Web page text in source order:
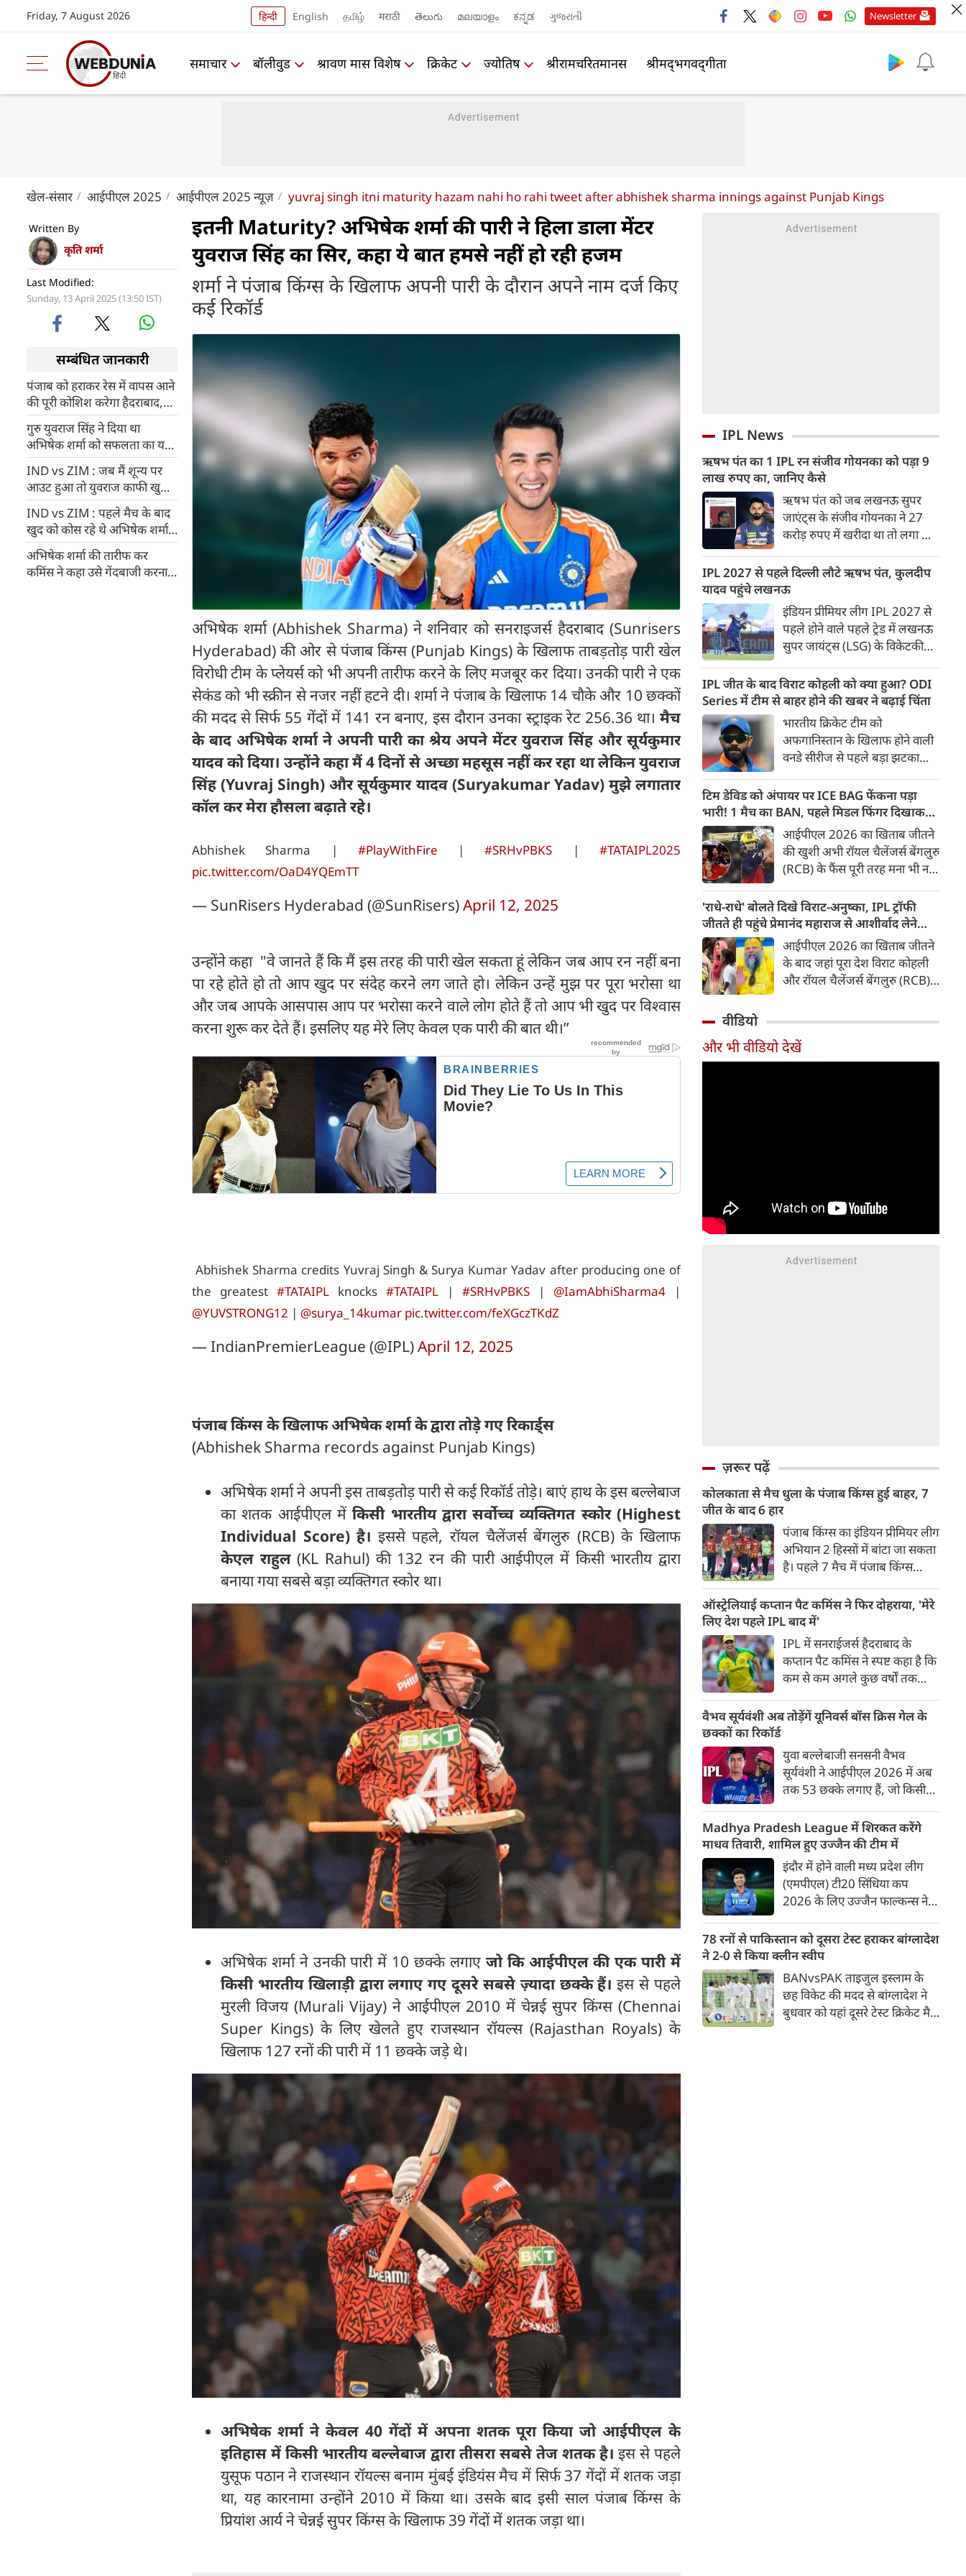
Friday, 7 August 2026 हिन्दी English தமிழ் मराठी తెలుగు മലയാളം ಕನ್ನಡ ગુજરાતી Newsletter
समाचार बॉलीवुड श्रावण मास विशेष क्रिकेट ज्योतिष श्रीरामचरितमानस श्रीमद्‍भगवद्‍गीता
खेल-संसार आईपीएल 2025 आईपीएल 2025 न्यूज़ yuvraj singh itni maturity hazam nahi ho rahi tweet after abhishek sharma innings against Punjab Kings
Written By
कृति शर्मा
Last Modified:
Sunday, 13 April 2025 (13:50 IST)
सम्बंधित जानकारी
पंजाब को हराकर रेस में वापस आने
की पूरी कोशिश करेगा हैदराबाद,
ऐसी बनाएं अपनी Fantasy
Team
गुरु युवराज सिंह ने दिया था
अभिषेक शर्मा को सफलता का यह
मंत्र
IND vs ZIM : जब मैं शून्य पर
आउट हुआ तो युवराज काफी खुश
थे, अब उन्हें गर्व होगा: अभिषेक
शर्मा
IND vs ZIM : पहले मैच के बाद
खुद को कोस रहे थे अभिषेक शर्मा,
पिता ने कॉल कर समझाया, अगले
ही मैच में जड़ा शतक
अभिषेक शर्मा की तारीफ कर
कमिंस ने कहा उसे गेंदबाजी करना
इतनी Maturity? अभिषेक शर्मा की पारी ने हिला डाला मेंटर
युवराज सिंह का सिर, कहा ये बात हमसे नहीं हो रही हजम
शर्मा ने पंजाब किंग्स के खिलाफ अपनी पारी के दौरान अपने नाम दर्ज किए
कई रिकॉर्ड
अभिषेक शर्मा (Abhishek Sharma) ने शनिवार को सनराइजर्स हैदराबाद (Sunrisers
Hyderabad) की ओर से पंजाब किंग्स (Punjab Kings) के खिलाफ ताबड़तोड़ पारी खेल
विरोधी टीम के प्लेयर्स को भी अपनी तारीफ करने के लिए मजबूर कर दिया। उनकी पारी ने एक
सेकंड को भी स्क्रीन से नजर नहीं हटने दी। शर्मा ने पंजाब के खिलाफ 14 चौके और 10 छक्कों
की मदद से सिर्फ 55 गेंदों में 141 रन बनाए, इस दौरान उनका स्ट्राइक रेट 256.36 था। मैच
के बाद अभिषेक शर्मा ने अपनी पारी का श्रेय अपने मेंटर युवराज सिंह और सूर्यकुमार
यादव को दिया। उन्होंने कहा मैं 4 दिनों से अच्छा महसूस नहीं कर रहा था लेकिन युवराज
सिंह (Yuvraj Singh) और सूर्यकुमार यादव (Suryakumar Yadav) मुझे लगातार
कॉल कर मेरा हौसला बढ़ाते रहे।
Abhishek Sharma | #PlayWithFire |#SRHvPBKS |#TATAIPL2025
pic.twitter.com/OaD4YQEmTT
— SunRisers Hyderabad (@SunRisers)April 12, 2025
उन्होंने कहा "वे जानते हैं कि मैं इस तरह की पारी खेल सकता हूं लेकिन जब आप रन नहीं बना
पा रहे होते हो तो आप खुद पर संदेह करने लग जाते हो। लेकिन उन्हें मुझ पर पूरा भरोसा था
और जब आपके आसपास आप पर भरोसा करने वाले लोग होते हैं तो आप भी खुद पर विश्वास
करना शुरू कर देते हैं। इसलिए यह मेरे लिए केवल एक पारी की बात थी।’’
Abhishek Sharma credits Yuvraj Singh & Surya Kumar Yadav after producing one of
the greatest #TATAIPL knocks #TATAIPL | #SRHvPBKS | @IamAbhiSharma4 |
@YUVSTRONG12 | @surya_14kumar pic.twitter.com/feXGczTKdZ
— IndianPremierLeague (@IPL)April 12, 2025
पंजाब किंग्स के खिलाफ अभिषेक शर्मा के द्वारा तोड़े गए रिकार्ड्स
(Abhishek Sharma records against Punjab Kings)
अभिषेक शर्मा ने अपनी इस ताबड़तोड़ पारी से कई रिकॉर्ड तोड़े। बाएं हाथ के इस बल्लेबाज
का शतक आईपीएल मेंकिसी भारतीय द्वारा सर्वोच्च व्यक्तिगत स्कोर (Highest
Individual Score) है। इससे पहले, रॉयल चैलेंजर्स बेंगलुरु (RCB) के खिलाफ
केएल राहुल(KL Rahul) की 132 रन की पारी आईपीएल में किसी भारतीय द्वारा
बनाया गया सबसे बड़ा व्यक्तिगत स्कोर था।
अभिषेक शर्मा ने उनकी पारी में 10 छक्के लगाए जो कि आईपीएल की एक पारी में
किसी भारतीय खिलाड़ी द्वारा लगाए गए दूसरे सबसे ज़्यादा छक्के हैं। इस से पहले
मुरली विजय (Murali Vijay) ने आईपीएल 2010 में चेन्नई सुपर किंग्स (Chennai
Super Kings) के लिए खेलते हुए राजस्थान रॉयल्स (Rajasthan Royals) के
खिलाफ 127 रनों की पारी में 11 छक्के जड़े थे।
अभिषेक शर्मा ने केवल 40 गेंदों में अपना शतक पूरा किया जो आईपीएल के
इतिहास में किसी भारतीय बल्लेबाज द्वारा तीसरा सबसे तेज शतक है। इस से पहले
युसूफ पठान ने राजस्थान रॉयल्स बनाम मुंबई इंडियंस मैच में सिर्फ 37 गेंदों में शतक जड़ा
था, यह कारनामा उन्होंने 2010 में किया था। उसके बाद इसी साल पंजाब किंग्स के
प्रियांश आर्य ने चेन्नई सुपर किंग्स के खिलाफ 39 गेंदों में शतक जड़ा था।
IPL News
ऋषभ पंत का 1 IPL रन संजीव गोयनका को पड़ा 9
लाख रुपए का, जानिए कैसे
ऋषभ पंत को जब लखनऊ सुपर
जाएंट्स के संजीव गोयनका ने 27
करोड़ रुपए में खरीदा था तो लगा था
पहुंचाएंग लेकिन उनका खुदका बल्ला
इतना शांत रहा कि लखनऊ गहराई में
पहुंच गई।
IPL 2027 से पहले दिल्ली लौटे ऋषभ पंत, कुलदीप
यादव पहुंचे लखनऊ
इंडियन प्रीमियर लीग IPL 2027 से
पहले होने वाले पहले ट्रेड में लखनऊ
सुपर जायंट्स (LSG) के विकेटकीपर-
पुरानी फ़्रैंचाइजी दिल्ली कैपिटल्स
(DC) को वापस भेजने और बदले में
भारत के स्पिनर कुलदीप यादव को
अपनी टीम में शामिल करने की तैयारी
पूरी हो गई है। ट्रेड के तहत रवींद्र
जाडेजा के बाद पंत दूसरे बड़े खिलाड़ी
होंगे जिनकी सैलरी कम होगी।
IPL जीत के बाद विराट कोहली को क्या हुआ? ODI
Series में टीम से बाहर होने की खबर ने बढ़ाई चिंता
भारतीय क्रिकेट टीम को
अफगानिस्तान के खिलाफ होने वाली
वनडे सीरीज से पहले बड़ा झटका
स्टार बल्लेबाज विराट कोहली
हैमस्ट्रिंग चोट के चलते पूरी सीरीज से
बाहर हो गए हैं। यह सीरीज 13 जून
से धर्मशाला में शुरू होने जा रही है,
लेकिन उससे पहले कोहली की
अनुपस्थिति ने टीम मैनेजमेंट की
चिंताएं बढ़ा दी हैं।
टिम डेविड को अंपायर पर ICE BAG फेंकना पड़ा
भारी! 1 मैच का BAN, पहले मिडल फिंगर दिखाकर
भी फंसे थे
आईपीएल 2026 का खिताब जीतने
की खुशी अभी रॉयल चैलेंजर्स बेंगलुरु
(RCB) के फैंस पूरी तरह मना भी नहीं
खबर सामने आ गई। RCB के
विस्फोटक बल्लेबाज टिम डेविड
(Tim David) को IPL Code of
Conduct का उल्लंघन करना भारी
पड़ गया है। फाइनल मुकाबले के
दौरान की गई एक हरकत की वजह से
गया है, बल्कि अगले सीजन के पहले
मैच से भी बाहर कर दिया गया है।
'राधे-राधे' बोलते दिखे विराट-अनुष्का, IPL ट्रॉफी
जीतते ही पहुंचे प्रेमानंद महाराज से आशीर्वाद लेने
[VIDEO]
आईपीएल 2026 का खिताब जीतने
के बाद जहां पूरा देश विराट कोहली
और रॉयल चैलेंजर्स बेंगलुरु (RCB)
आध्यात्मिक राह को चुना। ट्रॉफी
जीतने के कुछ ही समय बाद दोनों
वीडियो
और भी वीडियो देखें
ज़रूर पढ़ें
कोलकाता से मैच धुला के पंजाब किंग्स हुई बाहर, 7
जीत के बाद 6 हार
पंजाब किंग्स का इंडियन प्रीमियर लीग
अभियान 2 हिस्सों में बांटा जा सकता
है। पहले 7 मैच में पंजाब किंग्स
उसे हार का सामना करना पड़ा इसके
बाद अंतिम मैच वह जरूर जीती
लेकिन तब तक उसकी किस्मत
लखनऊ के हाथ लिखी गई थी।
ऑस्ट्रेलियाई कप्तान पैट कमिंस ने फिर दोहराया, 'मेरे
लिए देश पहले IPL बाद में'
IPL में सनराईजर्स हैदराबाद के
कप्तान पैट कमिंस ने स्पष्ट कहा है कि
कम से कम अगले कुछ वर्षों तक
प्राथमिकता होगी। यह बयान उस चर्चा
के बीच आया है, जिसमें कहा जा रहा
है कि ऑस्ट्रेलिया के कुछ बड़े खिलाड़ी
IPL से आगे बढ़कर अन्य फ्रेंचाइजी
क्रिकेट खेलने के लिए राष्ट्रीय टीम से
दूरी बना सकते हैं।
वैभव सूर्यवंशी अब तोड़ेंगें यूनिवर्स बॉस क्रिस गेल के
छक्कों का रिकॉर्ड
युवा बल्लेबाजी सनसनी वैभव
सूर्यवंशी ने आईपीएल 2026 में अब
तक 53 छक्के लगाए हैं, जो किसी
टूर्नामेंट में दूसरे सबसे ज़्यादा हैं। सबसे
ज़्यादा 59 छक्के क्रिस गेल ने
आईपीएल 2012 में लगाए थे।
सूर्यवंशी की नज़रें अब गेल के रिकॉर्ड
पर होंगी।
Madhya Pradesh League में शिरकत करेंगे
माधव तिवारी, शामिल हुए उज्जैन की टीम में
इंदौर में होने वाली मध्य प्रदेश लीग
(एमपीएल) टी20 सिंधिया कप
2026 के लिए उज्जैन फाल्कन्स ने
जिसमें युवा ऑलराउंडर माधव तिवारी
सबसे बड़े आकर्षण के रूप में
उभरकर सामने आए हैं। इंडियन
प्रीमियर लीग में दिल्ली कैपिटल्स का
हिस्सा रहे माधव तिवारी इस समय
मध्य प्रदेश के सबसे चर्चित युवा
78 रनों से पाकिस्तान को दूसरा टेस्ट हराकर बांग्लादेश
ने 2-0 से किया क्लीन स्वीप
BANvsPAK ताइजुल इस्लाम के
छह विकेट की मदद से बांग्लादेश ने
बुधवार को यहां दूसरे टेस्ट क्रिकेट मैच